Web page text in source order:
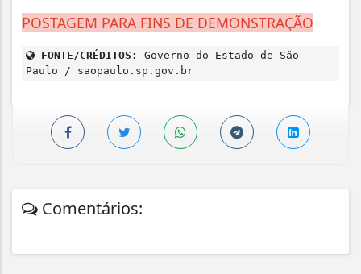
POSTAGEM PARA FINS DE DEMONSTRAÇÃO
FONTE/CRÉDITOS:
Governo do Estado de São
Paulo / saopaulo.sp.gov.br
Comentários: